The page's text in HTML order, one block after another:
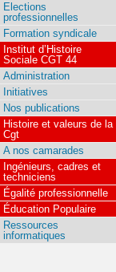
Elections
professionnelles
Formation syndicale
Institut d’Histoire
Sociale CGT 44
Administration
Initiatives
Nos publications
Histoire et valeurs de la
Cgt
A nos camarades
Ingénieurs, cadres et
techniciens
Égalité professionnelle
Éducation Populaire
Ressources
informatiques